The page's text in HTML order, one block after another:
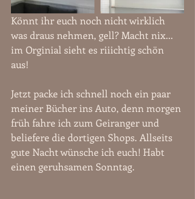
Könnt ihr euch noch nicht wirklich
was draus nehmen, gell? Macht nix...
im Orginial sieht es riiichtig schön
aus!
Jetzt packe ich schnell noch ein paar
meiner Bücher ins Auto, denn morgen
früh fahre ich zum Geiranger und
beliefere die dortigen Shops. Allseits
gute Nacht wünsche ich euch! Habt
einen geruhsamen Sonntag.